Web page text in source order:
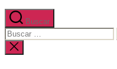
Buscar
Buscar:
Cerrar
la